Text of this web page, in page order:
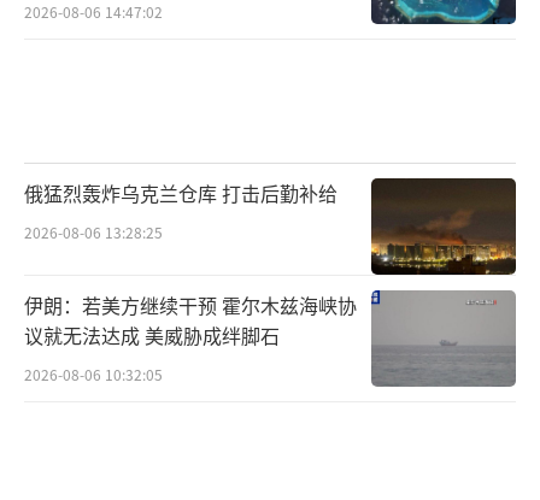
2026-08-06 14:47:02
俄猛烈轰炸乌克兰仓库 打击后勤补给
2026-08-06 13:28:25
伊朗：若美方继续干预 霍尔木兹海峡协
议就无法达成 美威胁成绊脚石
2026-08-06 10:32:05